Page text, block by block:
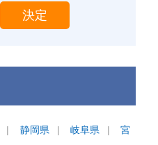
決定
静岡県 岐阜県
宮